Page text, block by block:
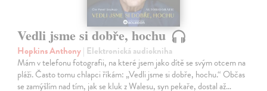
Vedli jsme si dobře, hochu
Hopkins Anthony| Elektronická audiokniha
Mám v telefonu fotografii, na které jsem jako dítě se svým otcem na
pláži. Často tomu chlapci říkám: „Vedli jsme si dobře, hochu.“ Občas
se zamýšlím nad tím, jak se kluk z Walesu, syn pekaře, dostal až…